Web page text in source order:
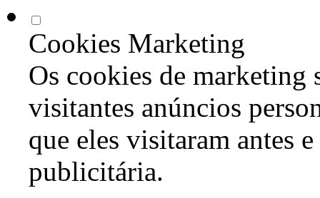
Cookies Marketing
Os cookies de marketing
visitantes anúncios
que eles visitaram antes
publicitária.